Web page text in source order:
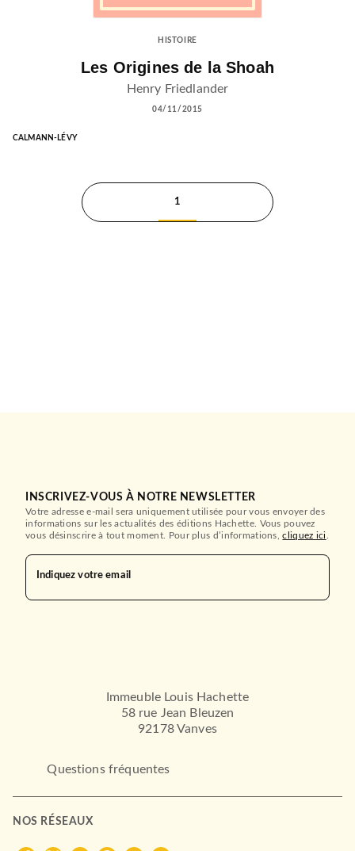
HISTOIRE
Les Origines de la Shoah
Henry Friedlander
04/11/2015
CALMANN-LÉVY
1
INSCRIVEZ-VOUS À NOTRE NEWSLETTER
Votre adresse e-mail sera uniquement utilisée pour vous envoyer des
informations sur les actualités des éditions Hachette. Vous pouvez
vous désinscrire à tout moment. Pour plus d’informations,cliquez ici.
Indiquez votre email
Immeuble Louis Hachette
58 rue Jean Bleuzen
92178 Vanves
Questions fréquentes
NOS RÉSEAUX